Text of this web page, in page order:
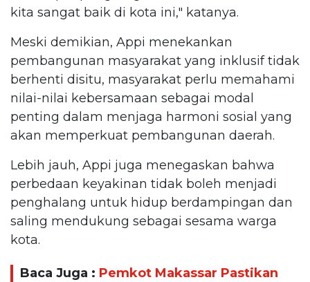
kita sangat baik di kota ini," katanya.
Meski demikian, Appi menekankan
pembangunan masyarakat yang inklusif tidak
berhenti disitu, masyarakat perlu memahami
nilai-nilai kebersamaan sebagai modal
penting dalam menjaga harmoni sosial yang
akan memperkuat pembangunan daerah.
Lebih jauh, Appi juga menegaskan bahwa
perbedaan keyakinan tidak boleh menjadi
penghalang untuk hidup berdampingan dan
saling mendukung sebagai sesama warga
kota.
Baca Juga : Pemkot Makassar Pastikan